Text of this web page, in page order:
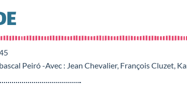
Peiró -Avec : Jean Chevalier, François Cluzet,